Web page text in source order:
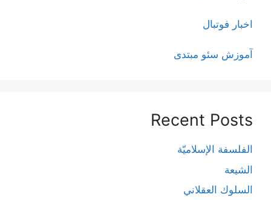
اخبار فوتبال
آموزش سئو مبتدی
Recent Posts
الفلسفة الإسلاميّة
الشيعة
السلوك العقلاني